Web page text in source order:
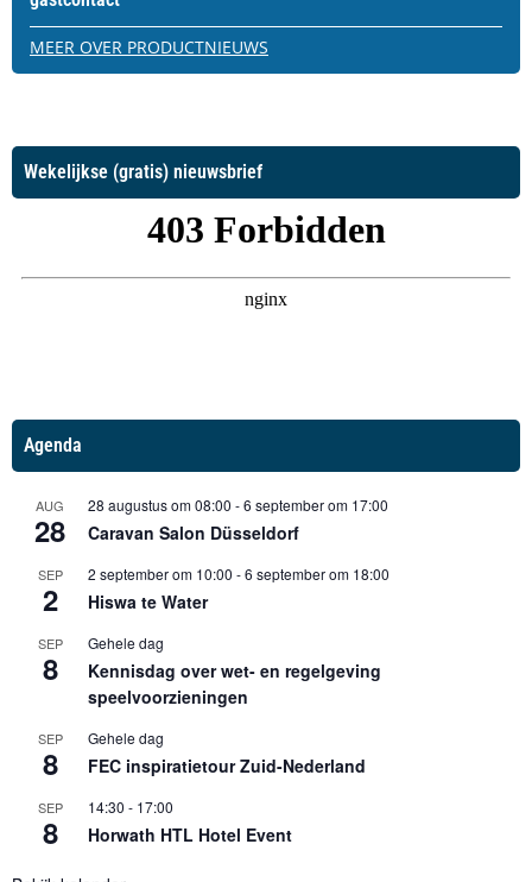
MEER OVER PRODUCTNIEUWS
Wekelijkse (gratis) nieuwsbrief
Agenda
AUG
28
28 augustus om 08:00 -6 september om 17:00
Caravan Salon Düsseldorf
SEP
2
2 september om 10:00 -6 september om 18:00
Hiswa te Water
SEP
8
Gehele dag
Kennisdag over wet- en regelgeving
speelvoorzieningen
SEP
8
Gehele dag
FEC inspiratietour Zuid-Nederland
SEP
8
14:30 - 17:00
Horwath HTL Hotel Event